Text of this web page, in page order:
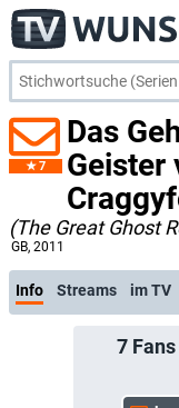
7
Das
Geister
(The Great Ghost
GB, 2011
Info Streams im TV
7Fans